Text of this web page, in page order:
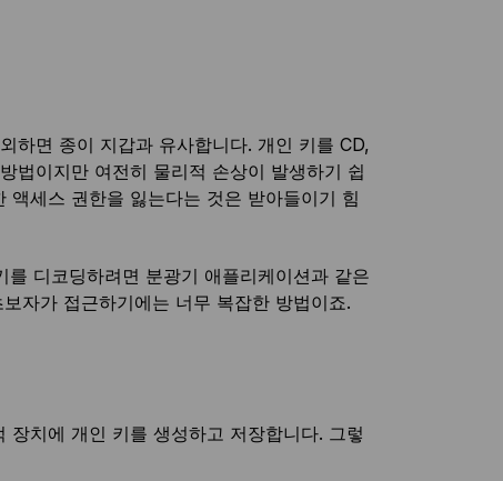
하면 종이 지갑과 유사합니다. 개인 키를 CD,
법이지만 여전히 물리적 손상이 발생하기 쉽
세스 권한을 잃는다는 것은 받아들이기 힘
디코딩하려면 분광기 애플리케이션과 같은
자가 접근하기에는 너무 복잡한 방법이죠.
치에 개인 키를 생성하고 저장합니다. 그렇